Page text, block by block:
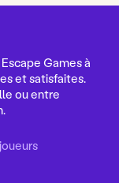
Games à
et satisfaites.
ou entre